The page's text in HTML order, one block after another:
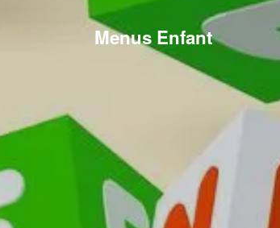
Menus Enfant